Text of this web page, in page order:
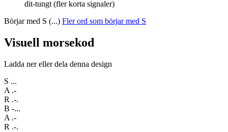
dit-tungt (fler korta signaler)
Börjar med S (...) Fler ord som börjar med S
Visuell morsekod
Ladda ner eller dela denna design
S ...
A .-
R .-.
B -...
A .-
R .-.